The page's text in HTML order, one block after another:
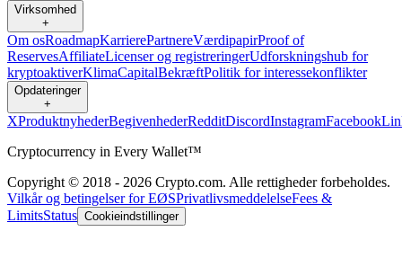
Virksomhed
+
Om osRoadmapKarrierePartnereVærdipapirProof of
ReservesAffiliateLicenser og registreringerUdforskningshub for
kryptoaktiverKlimaCapitalBekræftPolitik for interessekonflikter
Opdateringer
+
XProduktnyhederBegivenhederRedditDiscordInstagramFacebook
Cryptocurrency in Every Wallet™
Copyright © 2018 - 2026 Crypto.com. Alle rettigheder forbeholdes.
Vilkår og betingelser for EØSPrivatlivsmeddelelseFees &
LimitsStatus Cookieindstillinger